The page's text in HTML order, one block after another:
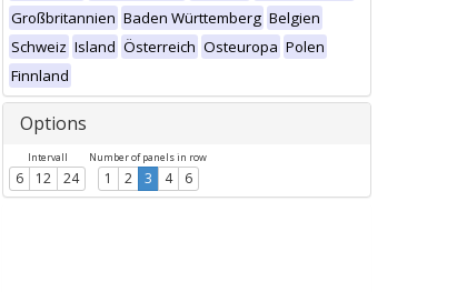
Großbritannien Baden Württemberg Belgien
Schweiz Island Österreich Osteuropa Polen
Finnland
Options
Intervall
6 12 24
Number of panels in row
1 2 3 4 6